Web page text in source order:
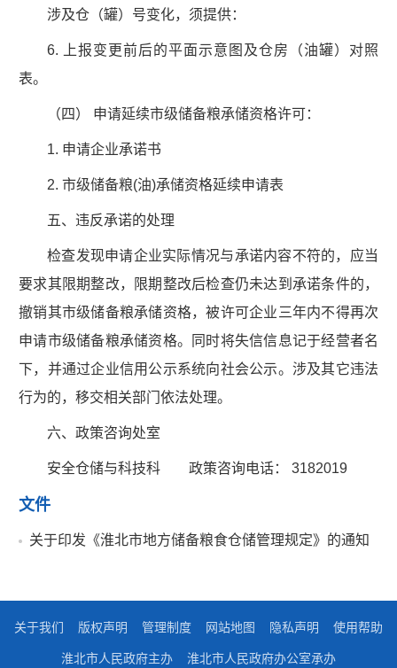
涉及仓（罐）号变化，须提供：
6. 上报变更前后的平面示意图及仓房（油罐）对照
表。
（四） 申请延续市级储备粮承储资格许可：
1. 申请企业承诺书
2. 市级储备粮(油)承储资格延续申请表
五、违反承诺的处理
检查发现申请企业实际情况与承诺内容不符的，应当
要求其限期整改，限期整改后检查仍未达到承诺条件的，
撤销其市级储备粮承储资格，被许可企业三年内不得再次
申请市级储备粮承储资格。同时将失信信息记于经营者名
下，并通过企业信用公示系统向社会公示。涉及其它违法
行为的，移交相关部门依法处理。
六、政策咨询处室
安全仓储与科技科 政策咨询电话： 3182019
文件
关于印发《淮北市地方储备粮食仓储管理规定》的通知
关于我们 版权声明 管理制度 网站地图 隐私声明 使用帮助
淮北市人民政府主办 淮北市人民政府办公室承办